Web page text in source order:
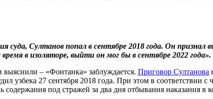
суда, Султанов попал в сентябре 2018 года. Он
в изоляторе, выйти он мог бы в сентябре 2022 года».
– «Фонтанка» заблуждается. Приговор Султанова
узбека 27 сентября 2018 года. При этом в соответствии
содержания под стражей за два дня отбывания наказания в